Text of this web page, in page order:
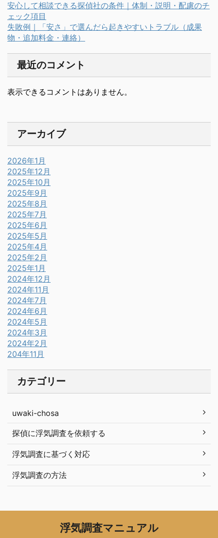
安心して相談できる探偵社の条件｜体制・説明・配慮のチ
ェック項目
失敗例｜「安さ」で選んだら起きやすいトラブル（成果
物・追加料金・連絡）
最近のコメント
表示できるコメントはありません。
アーカイブ
2026年1月
2025年12月
2025年10月
2025年9月
2025年8月
2025年7月
2025年6月
2025年5月
2025年4月
2025年2月
2025年1月
2024年12月
2024年11月
2024年7月
2024年6月
2024年5月
2024年3月
2024年2月
204年11月
カテゴリー
uwaki-chosa
探偵に浮気調査を依頼する
浮気調査に基づく対応
浮気調査の方法
浮気調査マニュアル